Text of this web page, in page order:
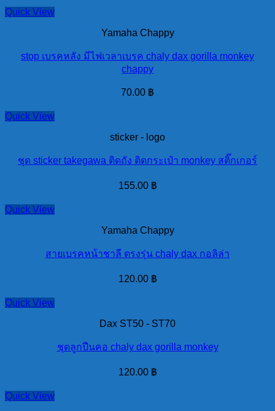
Quick View
Yamaha Chappy
stop เบรคหลัง มีไฟเวลาเบรค chaly dax gorilla monkey
chappy
70.00 ฿
Quick View
sticker - logo
ชุด sticker takegawa ติดถัง ติดกระเป๋า monkey สติ๊กเกอร์
155.00 ฿
Quick View
Yamaha Chappy
สายเบรคหน้าชาลี ตรงรุ่น chaly dax กอลิล่า
120.00 ฿
Quick View
Dax ST50 - ST70
ชุดลูกปืนคอ chaly dax gorilla monkey
120.00 ฿
Quick View